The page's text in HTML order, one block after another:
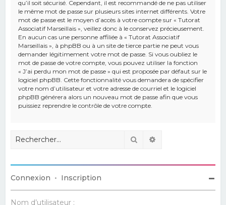
qu’il soit sécurisé. Cependant, il est recommandé de ne pas utiliser
le même mot de passe sur plusieurs sites internet différents. Votre
mot de passe est le moyen d’accès à votre compte sur « Tutorat
Associatif Marseillais », veillez donc à le conservez précieusement.
En aucun cas une personne affiliée à « Tutorat Associatif
Marseillais », à phpBB ou à un site de tierce partie ne peut vous
demander légitimement votre mot de passe. Si vous oubliez le
mot de passe de votre compte, vous pouvez utiliser la fonction
« J’ai perdu mon mot de passe » qui est proposée par défaut sur le
logiciel phpBB. Cette fonctionnalité vous demandera de spécifier
votre nom d’utilisateur et votre adresse de courriel et le logiciel
phpBB générera alors un nouveau mot de passe afin que vous
puissiez reprendre le contrôle de votre compte.
Rechercher
Connexion • Inscription
Nom d’utilisateur :